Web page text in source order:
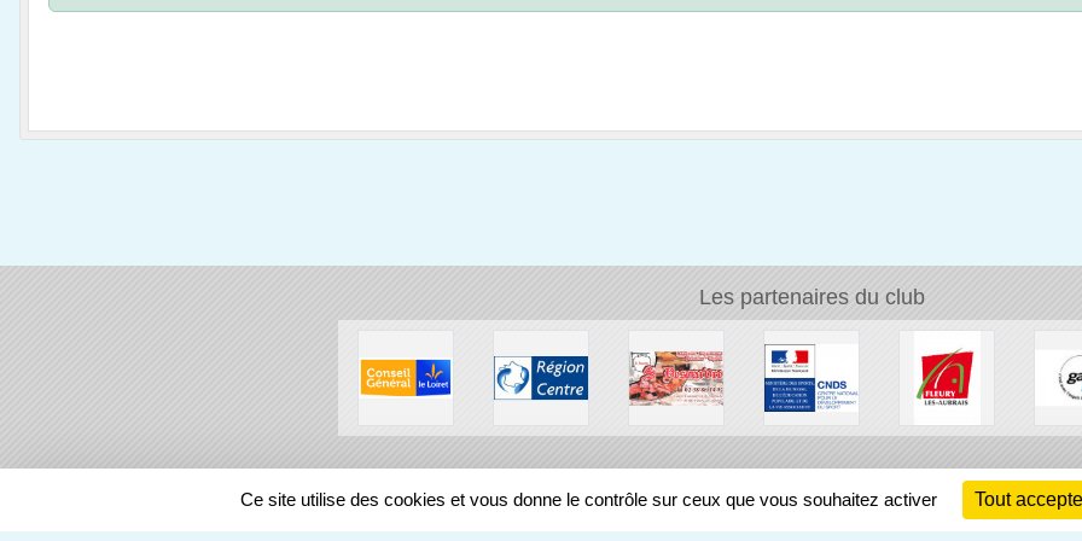
Les partenaires du club
REGIONS
Ce site utilise des cookies et vous donne le contrôle sur ceux que vous souhaitez activer Tout